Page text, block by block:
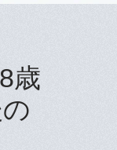
歳